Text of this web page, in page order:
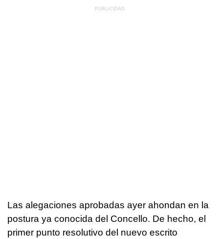
Las alegaciones aprobadas ayer ahondan en la
postura ya conocida del Concello. De hecho, el
primer punto resolutivo del nuevo escrito